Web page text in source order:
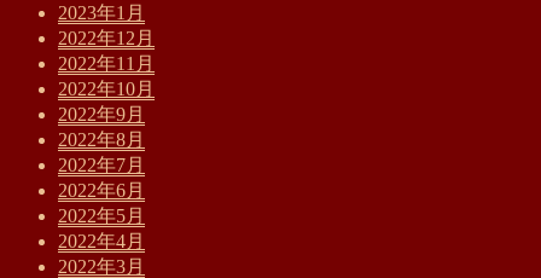
2023年1月
2022年12月
2022年11月
2022年10月
2022年9月
2022年8月
2022年7月
2022年6月
2022年5月
2022年4月
2022年3月